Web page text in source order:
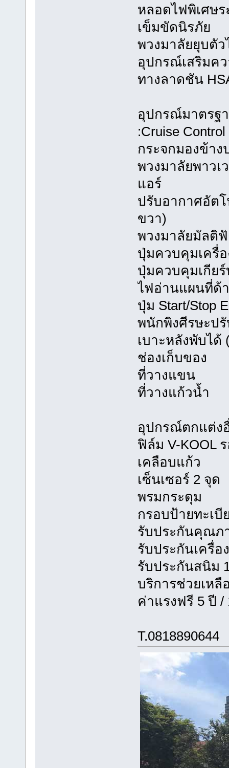
หลอดไฟพิเศษร
เข็มขัดนิรภัย
พวงมาลัยยุบตัว
อุปกรณ์เสริมค
ทางลาดชัน
อุปกรณ์มาตรฐ
:Cruise Control
กระจกมองข้า
พวงมาลัยพาวเ
แอร์
ปรับอากาศอัต
ขวา)
พวงมาลัยมัลติ
ปุ่มควบคุมเครื่
ปุ่มควบคุมเกียร์
ไฟอ่านแผนที่ด้
ปุ่ม Start/Stop
พนักพิงศีรษะป
เบาะหลังพับได้
ช่องเก็บของ
ที่วางแขน
ที่วางแก้วน้ำ
อุปกรณ์ตกแต่ง
ฟิล์ม V-KOOL
เคลือบแก้ว
เซ็นเซอร์ 2 จุด
พรมกระดุม
กรอบป้ายทะเบี
รับประกันคุณภา
รับประกันเครื่อ
รับประกันสนิม
บริการช่วยเหลื
ค่าแรงฟรี 5 ปี /
T.0818890644